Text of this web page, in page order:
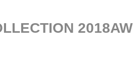
2018AW